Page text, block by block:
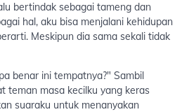
bertindak sebagai tameng dan
hal, aku bisa menjalani kehidupan
Meskipun dia sama sekali tidak
benar ini tempatnya?" Sambil
teman masa kecilku yang keras
suaraku untuk menanyakan